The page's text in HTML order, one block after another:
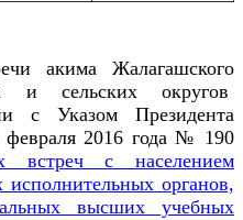
акима Жалагашского
и сельских округов
с Указом Президента
февраля 2016 года № 190
встреч с населением
исполнительных органов,
высших учебных